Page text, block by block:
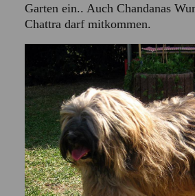
Garten ein.. Auch Chandanas
Chattra darf mitkommen.